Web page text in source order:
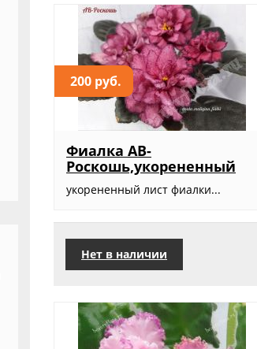
200 руб.
Фиалка АВ-
Роскошь,укорененный
укорененный лист фиалки...
Нет в наличии